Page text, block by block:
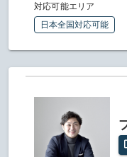
対応可能エリア
日本全国対応可能